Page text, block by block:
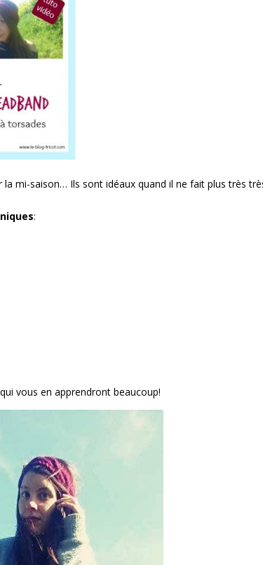
la mi-saison… Ils sont idéaux quand il ne fait plus très
:
vous en apprendront beaucoup!